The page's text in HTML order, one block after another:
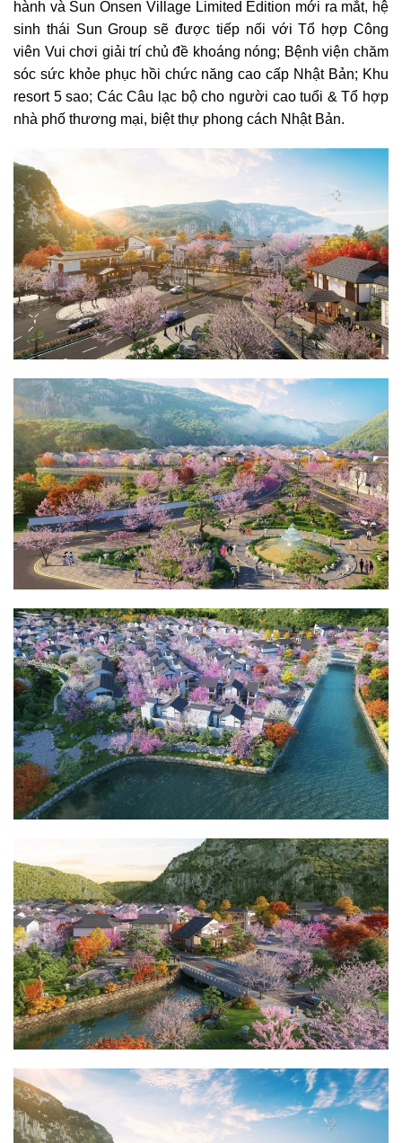
hành và Sun Onsen Village Limited Edition mới ra mắt, hệ
sinh thái Sun Group sẽ được tiếp nối với Tổ hợp Công
viên Vui chơi giải trí chủ đề khoáng nóng; Bệnh viện chăm
sóc sức khỏe phục hồi chức năng cao cấp Nhật Bản; Khu
resort 5 sao; Các Câu lạc bộ cho người cao tuổi & Tổ hợp
nhà phố thương mại, biệt thự phong cách Nhật Bản.